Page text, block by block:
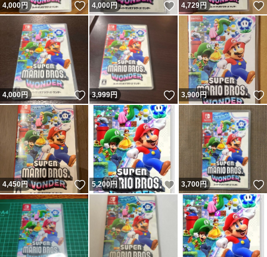
4,000円 いいね！
4,000円 いいね！
4,729円
4,000円 いいね！
3,999円 いいね！
3,900円
4,450円 いいね！
5,200 円 いいね！
3,700円